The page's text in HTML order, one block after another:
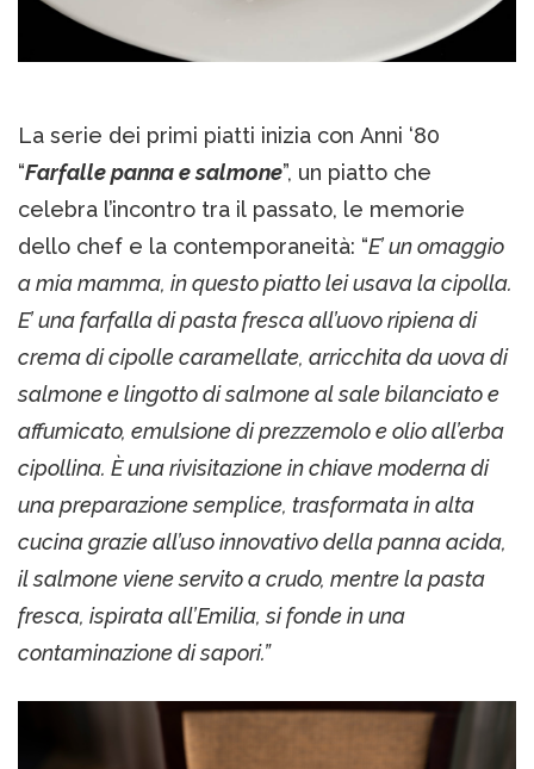
La serie dei primi piatti inizia con Anni ‘80
“Farfalle panna e salmone”, un piatto che
celebra l’incontro tra il passato, le memorie
dello chef e la contemporaneità: “E’ un omaggio
a mia mamma, in questo piatto lei usava la cipolla.
E’ una farfalla di pasta fresca all’uovo ripiena di
crema di cipolle caramellate, arricchita da uova di
salmone e lingotto di salmone al sale bilanciato e
affumicato, emulsione di prezzemolo e olio all’erba
cipollina. È una rivisitazione in chiave moderna di
una preparazione semplice, trasformata in alta
cucina grazie all’uso innovativo della panna acida,
il salmone viene servito a crudo, mentre la pasta
fresca, ispirata all’Emilia, si fonde in una
contaminazione di sapori.”